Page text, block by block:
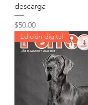
descarga
Precio
$50.00
Edición digital